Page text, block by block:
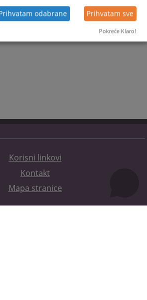
Korisni linkovi
Kontakt
Mapa stranice
odabrane Prihvatam sve
Pokreće Klaro!